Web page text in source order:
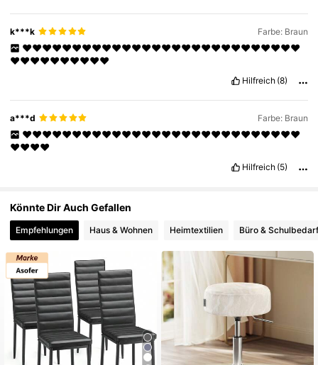
k***k Farbe: Braun
❤❤❤❤❤❤❤❤❤❤❤❤❤❤❤❤❤❤❤❤❤❤❤❤❤❤❤❤
❤❤❤❤❤❤❤❤❤❤
Hilfreich (8)
a***d Farbe: Braun
❤️❤️❤️❤️❤️❤️❤️❤️❤️❤️❤️❤️❤️❤️❤️❤️❤️❤️❤️❤️❤️❤️❤️❤️❤️❤️❤️❤️
❤️❤️❤️❤️
Hilfreich (5)
Könnte Dir Auch Gefallen
Empfehlungen Haus & Wohnen Heimtextilien Büro & Schulbedarf